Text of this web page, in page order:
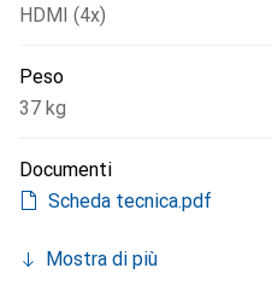
HDMI (4x)
Peso
37 kg
Documenti
Scheda tecnica.pdf
Mostra di più